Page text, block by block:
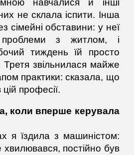
навчалися й інші
не склала іспити. Інша
сімейні обставини: у неї
з житлом, і
тиждень їй просто
звільнилася майже
практики: сказала, що
професії.
коли вперше керувала
я їздила з машиністом:
постійно був